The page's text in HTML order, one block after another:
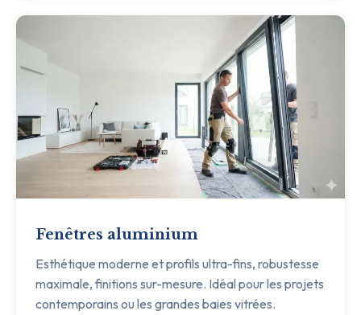
Fenêtres aluminium
Esthétique moderne et profils ultra-fins, robustesse
maximale, finitions sur-mesure. Idéal pour les projets
contemporains ou les grandes baies vitrées.